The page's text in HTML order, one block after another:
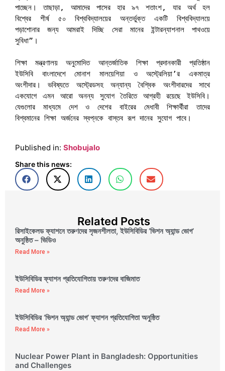
পাচ্ছেন। তাছাড়া, আমাদের পাসের হার ৯৭ শতাংশ, যার অর্থ হল
বিশ্বের শীর্ষ ৫০ বিশ্ববিদ্যালয়ের অন্তর্ভুক্ত একটি বিশ্ববিদ্যালয়ে
পড়াশোনার জন্য আমরাই দিচ্ছি সেরা মানের ইন্টারন্যাশনাল পাথওয়ে
সুবিধা”।
শিক্ষা মন্ত্রণালয় অনুমোদিত আন্তর্জাতিক শিক্ষা প্রদানকারী প্রতিষ্ঠান
ইউসিবি বাংলাদেশে মোনাশ মালয়েশিয়া ও অস্ট্রেলিয়া’র একমাত্র
অংশীদার। ভবিষ্যতে অস্ট্রেডসহ অন্যান্য বৈশ্বিক অংশীদারদের সাথে
একযোগে এমন আরো অনন্য সুযোগ তৈরিতে আগ্রহী রয়েছে ইউসিবি।
যেগুলোর মাধ্যমে দেশ ও দেশের বাইরের মেধাবী শিক্ষার্থীরা তাদের
বিশ্বমানের শিক্ষা অর্জনের স্বপ্নকে বাস্তব রূপ দানের সুযোগ পাবে।
Published in: Shobujalo
Share this news:
Related Posts
রিসাইকেলড ফ্যাশনে তরুণদের সৃজনশীলতা, ইউসিবিডির ‘ভিশন অ্যান্ড ভোগ’
অনুষ্ঠিত – ভিডিও
Read More »
ইউসিবিডির ফ্যাশন প্রতিযোগিতায় তরুণদের বাজিমাত
Read More »
ইউসিবিডির ‘ভিশন অ্যান্ড ভোগ’ ফ্যাশন প্রতিযোগিতা অনুষ্ঠিত
Read More »
Nuclear Power Plant in Bangladesh: Opportunities
and Challenges